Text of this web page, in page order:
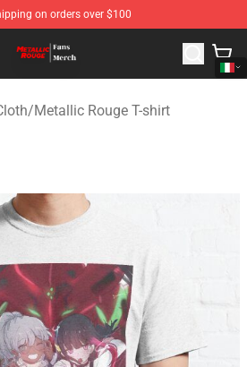
on orders over $100
- Official Metallic Rouge
/Metallic Rouge T-shirt